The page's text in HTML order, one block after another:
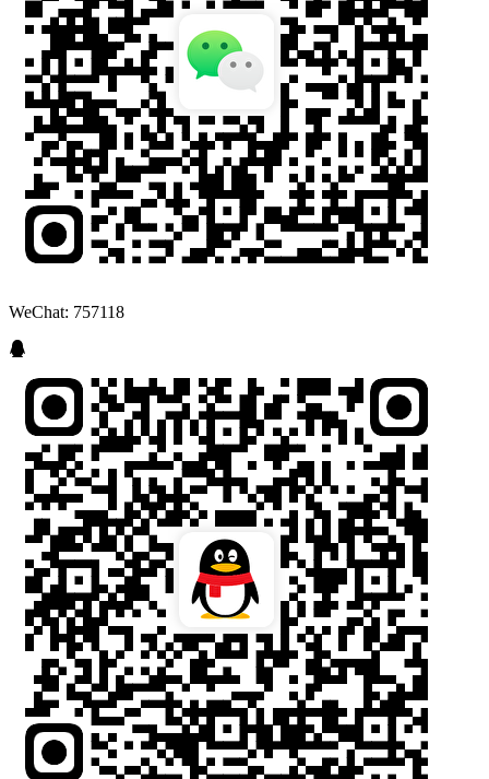
WeChat: 757118